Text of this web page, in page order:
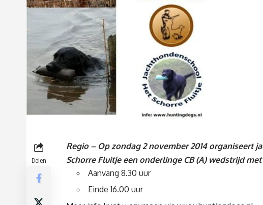
Delen
Regio – Op zondag 2 november 2014 organiseert
Schorre Fluitje een onderlinge CB (A) wedstrijd
Aanvang 8.30 uur
Einde 16.00 uur